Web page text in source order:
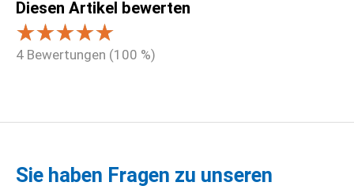
Diesen Artikel bewerten
4 Bewertungen (100 %)
Sie haben Fragen zu unseren